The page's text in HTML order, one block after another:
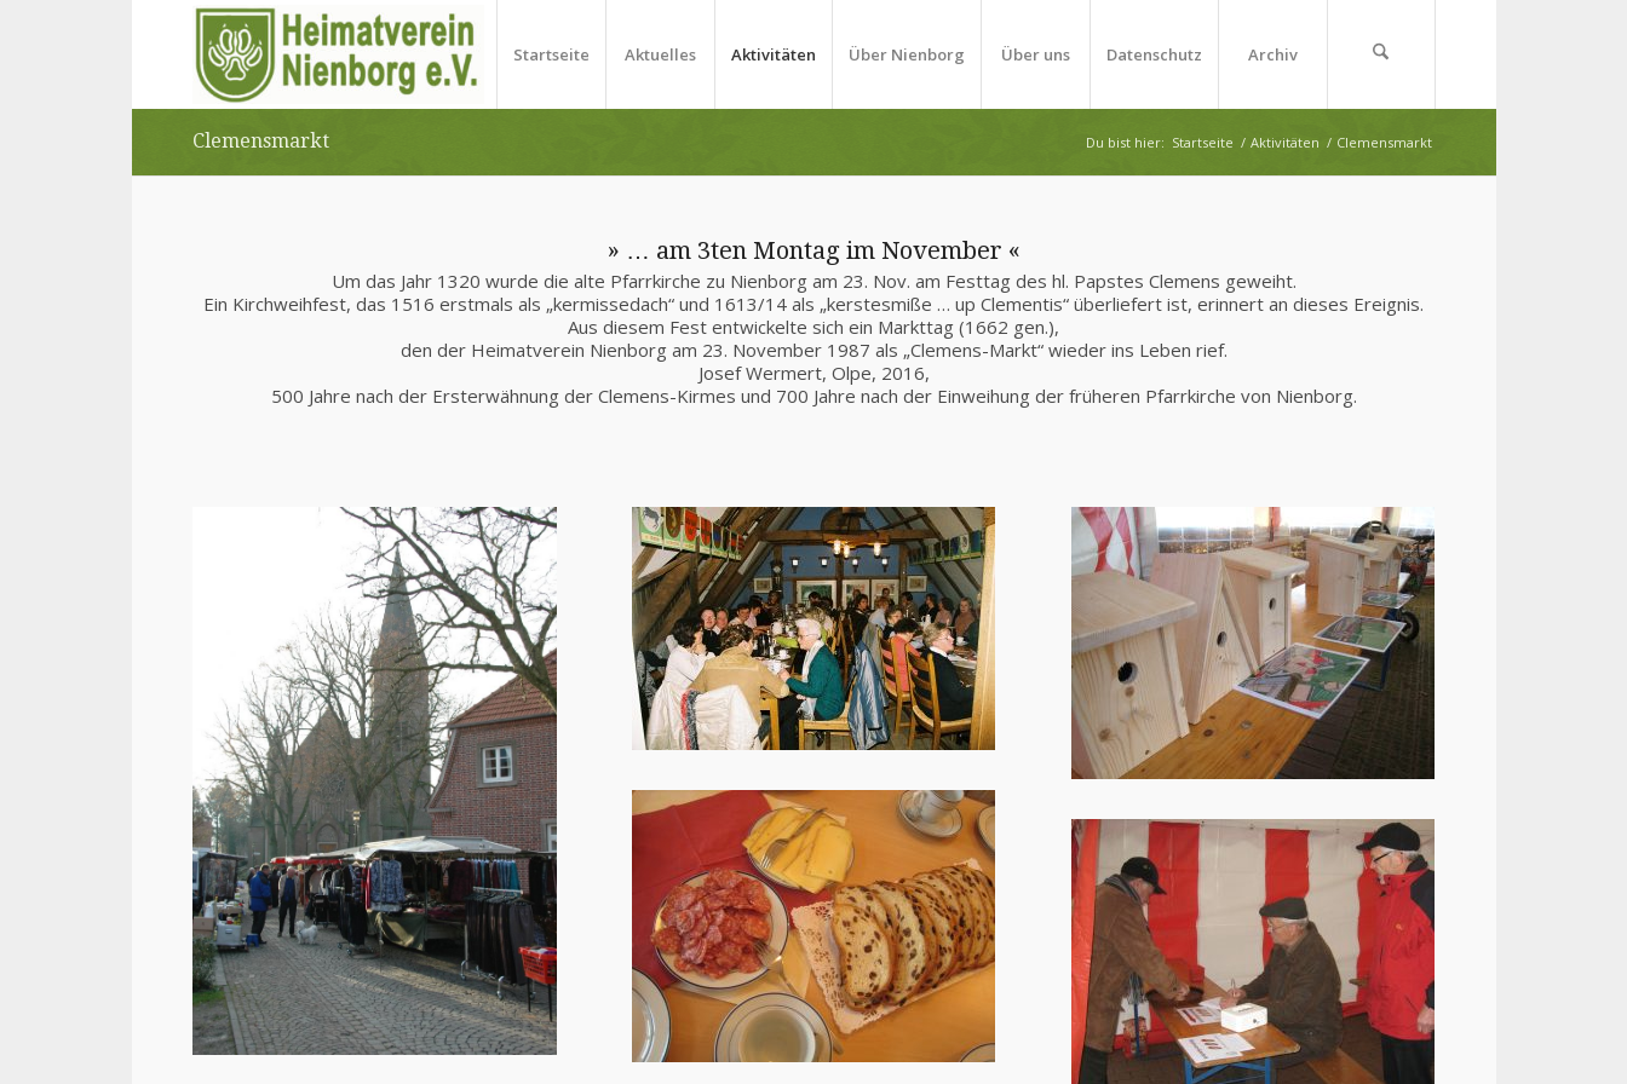
Startseite Aktuelles Aktivitäten Über Nienborg Über uns Datenschutz Archiv
Clemensmarkt Du bist hier: Startseite / Aktivitäten / Clemensmarkt
» … am 3ten Montag im November «
Um das Jahr 1320 wurde die alte Pfarrkirche zu Nienborg am 23. Nov. am Festtag des hl. Papstes Clemens geweiht.
Ein Kirchweihfest, das 1516 erstmals als „kermissedach“ und 1613/14 als „kerstesmiße … up Clementis“ überliefert ist, erinnert an dieses Ereignis.
Aus diesem Fest entwickelte sich ein Markttag (1662 gen.),
den der Heimatverein Nienborg am 23. November 1987 als „Clemens-Markt“ wieder ins Leben rief.
Josef Wermert, Olpe, 2016,
500 Jahre nach der Ersterwähnung der Clemens-Kirmes und 700 Jahre nach der Einweihung der früheren Pfarrkirche von Nienborg.